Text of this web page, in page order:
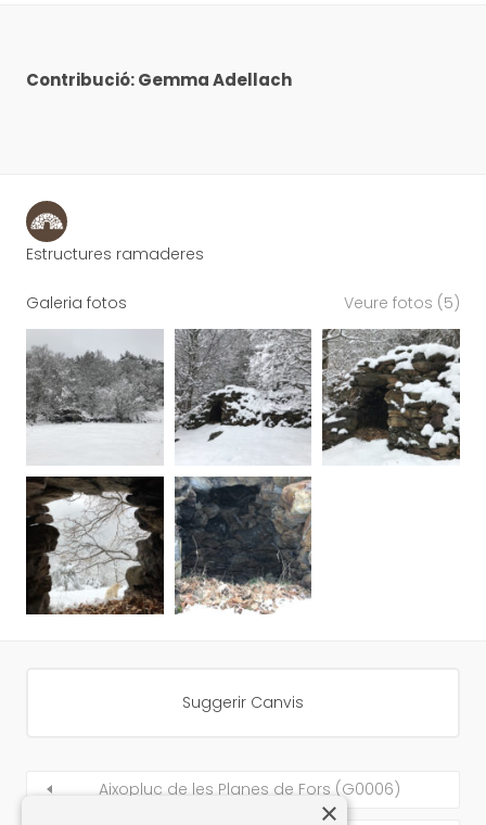
Contribució: Gemma Adellach
Estructures ramaderes
Galeria fotos Veure fotos (5)
Suggerir Canvis
Aixopluc de les Planes de Fors (G0006)
×